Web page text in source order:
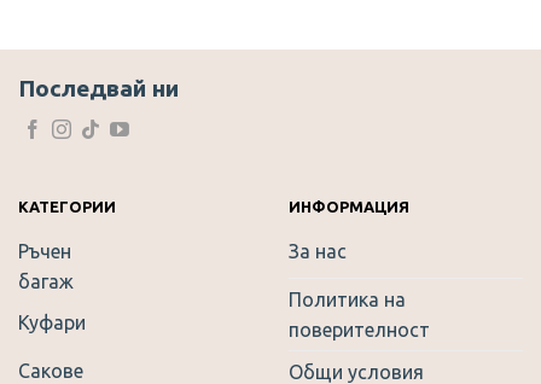
variants.
on
product
Последвай ни
КАТЕГОРИИ
Ръчен
багаж
Куфари
Сакове
ИНФОРМАЦИЯ
За нас
Политика на
поверителност
Общи условия